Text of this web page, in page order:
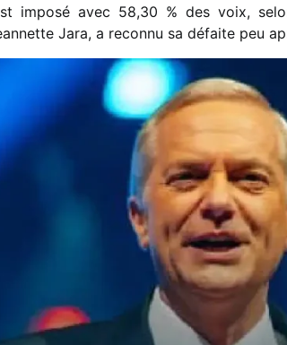
imposé avec 58,30 % des voix,
Jara, a reconnu sa défaite peu